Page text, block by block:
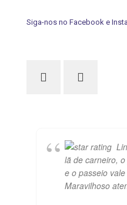
Siga-nos no Facebook e
lã de carneiro,
e o passeio
Maravilhoso